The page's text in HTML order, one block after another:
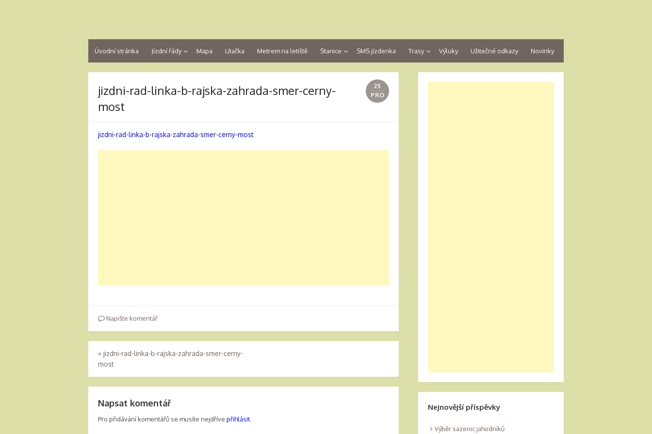
Úvodní stránka Jízdní řády Mapa Lítačka Metrem na letiště Stanice SMS jízdenka Trasy Výluky Užitečné odkazy Novinky
25
PRO
jizdni-rad-linka-b-rajska-zahrada-smer-cerny-
most
jizdni-rad-linka-b-rajska-zahrada-smer-cerny-most
Napište komentář
« jizdni-rad-linka-b-rajska-zahrada-smer-cerny-
most
Napsat komentář
Pro přidávání komentářů se musíte nejdříve přihlásit.
Nejnovější příspěvky
Výběr sazenic jahodníků